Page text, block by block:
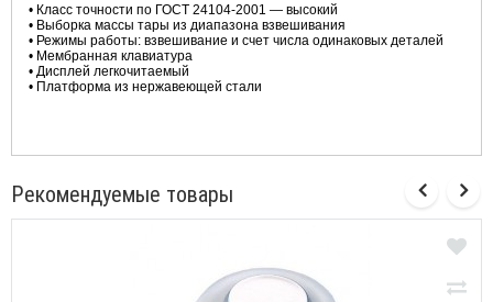
• Класс точности по ГОСТ 24104-2001 — высокий
• Выборка массы тары из диапазона взвешивания
• Режимы работы: взвешивание и счет числа одинаковых деталей
• Мембранная клавиатура
• Дисплей легкочитаемый
• Платформа из нержавеющей стали
Рекомендуемые товары